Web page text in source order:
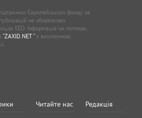
Європейського фонду за
не обов’язково
EED. Інформація чи погляди,
"ZAXID.NET "є виключною
Читайте нас Редакція